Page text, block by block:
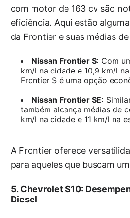
com motor de 163 cv são
eficiência. Aqui estão
da Frontier e suas médias
Nissan Frontier S: Com
km/l na cidade e 10,9 km/l
Frontier S é uma opção
Nissan Frontier SE:
também alcança médias de
km/l na cidade e 11 km/l na
A Frontier oferece
para aqueles que buscam
5. Chevrolet S10:
Diesel